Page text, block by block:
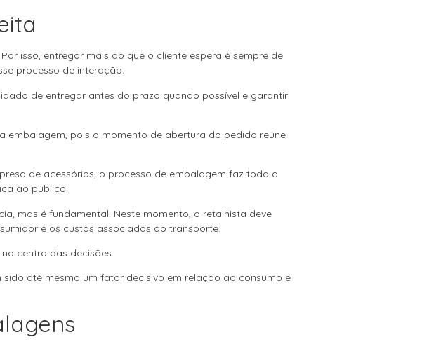
isso, entregar mais do que o cliente espera é sempre de
processo de interação.
de entregar antes do prazo quando possível e garantir
embalagem, pois o momento de abertura do pedido reúne
de acessórios, o processo de embalagem faz toda a
ao público.
mas é fundamental. Neste momento, o retalhista deve
e os custos associados ao transporte.
centro das decisões.
até mesmo um fator decisivo em relação ao consumo e